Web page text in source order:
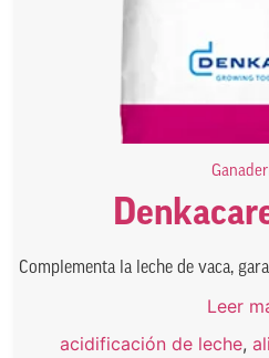
Complementa la leche de vaca,
Leer
acidificación de leche,